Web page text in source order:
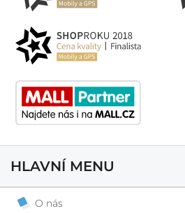
HLAVNÍ MENU
O nás